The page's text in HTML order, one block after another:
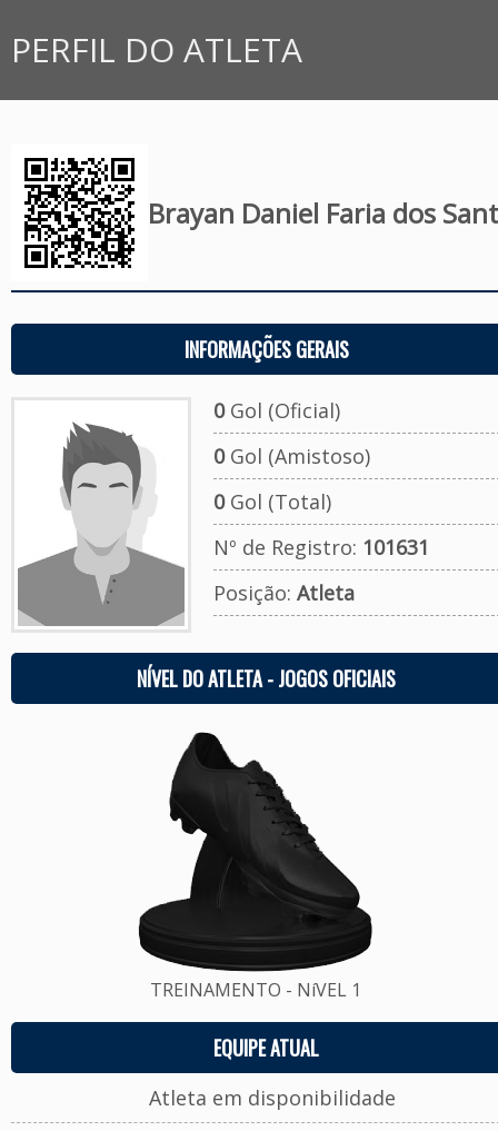
PERFIL DO ATLETA
Brayan Daniel Faria dos
INFORMAÇÕES GERAIS
0Gol (Oficial)
0Gol (Amistoso)
0Gol (Total)
Nº de Registro: 101631
Posição: Atleta
NÍVEL DO ATLETA - JOGOS OFICIAIS
TREINAMENTO - NíVEL 1
EQUIPE ATUAL
Atleta em disponibilidade